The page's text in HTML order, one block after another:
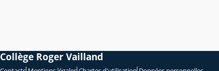
Collège Roger Vailland